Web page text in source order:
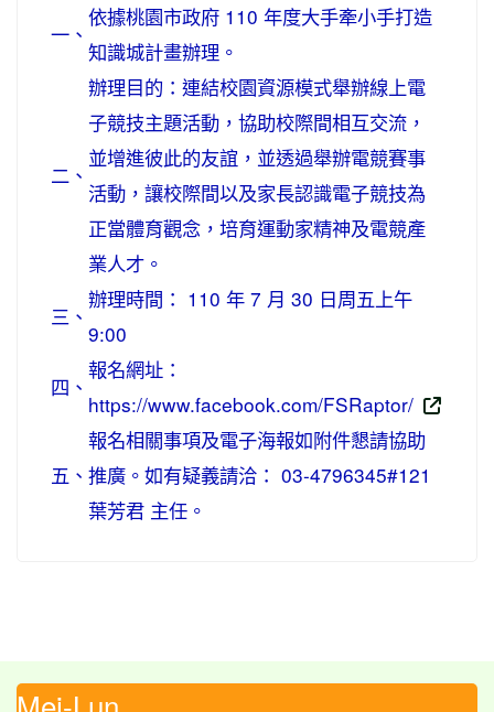
一、
依據桃園市政府 110 年度大手牽小手打造
知識城計畫辦理。
二、
辦理目的：連結校園資源模式舉辦線上電
子競技主題活動，協助校際間相互交流，
並增進彼此的友誼，並透過舉辦電競賽事
活動，讓校際間以及家長認識電子競技為
正當體育觀念，培育運動家精神及電競產
業人才。
三、
辦理時間： 110 年 7 月 30 日周五上午
9:00
四、
報名網址：
https://www.facebook.com/FSRaptor/
五、
報名相關事項及電子海報如附件懇請協助
推廣。如有疑義請洽： 03-4796345#121
葉芳君 主任。